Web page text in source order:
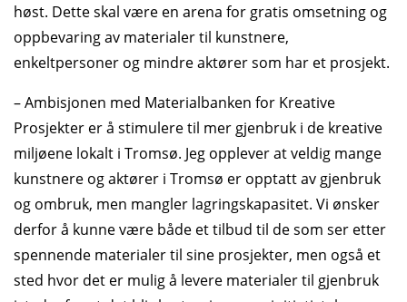
høst. Dette skal være en arena for gratis omsetning og
oppbevaring av materialer til kunstnere,
enkeltpersoner og mindre aktører som har et prosjekt.
– Ambisjonen med Materialbanken for Kreative
Prosjekter er å stimulere til mer gjenbruk i de kreative
miljøene lokalt i Tromsø. Jeg opplever at veldig mange
kunstnere og aktører i Tromsø er opptatt av gjenbruk
og ombruk, men mangler lagringskapasitet. Vi ønsker
derfor å kunne være både et tilbud til de som ser etter
spennende materialer til sine prosjekter, men også et
sted hvor det er mulig å levere materialer til gjenbruk